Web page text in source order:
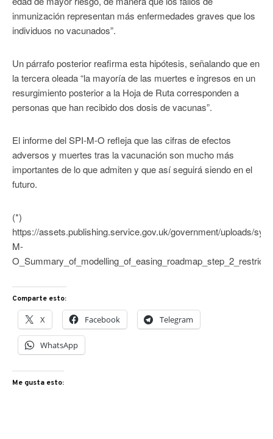
inmunización representan más enfermedades graves que los
individuos no vacunados”.
Un párrafo posterior reafirma esta hipótesis, señalando que en
la tercera oleada “la mayoría de las muertes e ingresos en un
resurgimiento posterior a la Hoja de Ruta corresponden a
personas que han recibido dos dosis de vacunas”.
El informe del SPI-M-O refleja que las cifras de efectos
adversos y muertes tras la vacunación son mucho más
importantes de lo que admiten y que así seguirá siendo en el
futuro.
(*)
https://assets.publishing.service.gov.uk/government/uploads/
M-
Comparte esto:
X Facebook Telegram
WhatsApp
Me gusta esto: